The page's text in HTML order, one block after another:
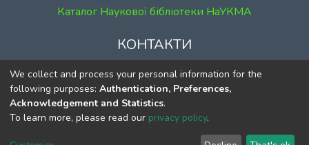
Каталог Наукової бібліотеки НаУКМА
КОНТАКТИ
м. Київ, вул. Григорія Сковороди, 2
к. 1, к. 120
тел. (044) 463-69-31
ekmair@ukma.edu.ua
We collect and process your personal information for the
following purposes: Authentication, Preferences,
Acknowledgement and Statistics.
To learn more, please read our privacy policy.